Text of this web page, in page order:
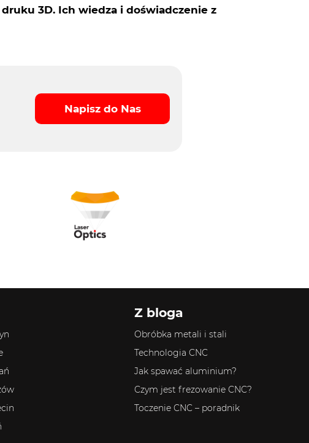
3D. Ich wiedza i doświadczenie z
Napisz do Nas
Z bloga
Obróbka metali i stali
Technologia CNC
Jak spawać aluminium?
Czym jest frezowanie CNC?
Toczenie CNC – poradnik